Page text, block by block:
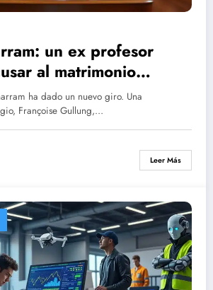
un ex profesor
al matrimonio
ha dado un nuevo giro. Una
Françoise Gullung,…
Leer Más